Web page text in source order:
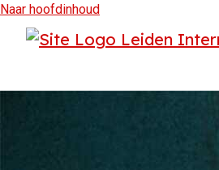
Naar hoofdinhoud